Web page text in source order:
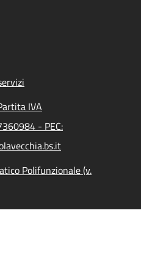
IVA
- PEC:
Polifunzionale (v.